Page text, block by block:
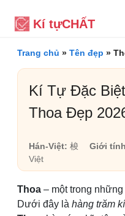
Kí tựCHẤT
Trang chủ » Tên đẹp »
Kí Tự Đặc
Thoa Đẹp
Hán-Việt: 梭 Giới
Việt
Thoa – một trong
Dưới đây là hàng trăm